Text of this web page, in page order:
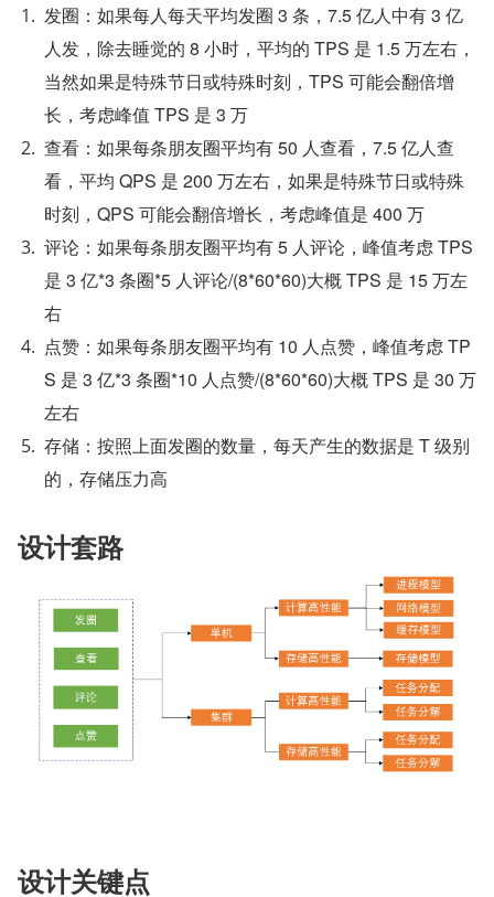
发圈：如果每人每天平均发圈 3 条，7.5 亿人中有 3 亿
人发，除去睡觉的 8 小时，平均的 TPS 是 1.5 万左右，
当然如果是特殊节日或特殊时刻，TPS 可能会翻倍增
长，考虑峰值 TPS 是 3 万
查看：如果每条朋友圈平均有 50 人查看，7.5 亿人查
看，平均 QPS 是 200 万左右，如果是特殊节日或特殊
时刻，QPS 可能会翻倍增长，考虑峰值是 400 万
评论：如果每条朋友圈平均有 5 人评论，峰值考虑 TPS
是 3 亿*3 条圈*5 人评论/(8*60*60)大概 TPS 是 15 万左
右
点赞：如果每条朋友圈平均有 10 人点赞，峰值考虑 TP
S 是 3 亿*3 条圈*10 人点赞/(8*60*60)大概 TPS 是 30 万
左右
存储：按照上面发圈的数量，每天产生的数据是 T 级别
的，存储压力高
设计套路
设计关键点